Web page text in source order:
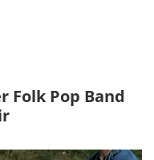
Folk Pop Band